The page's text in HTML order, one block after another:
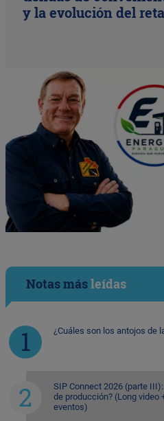
y la evolución del
Notas másleídas
¿Cuáles son los antojos de
SIP Connect 2026 (parte
de producción? (Long video
eventos)